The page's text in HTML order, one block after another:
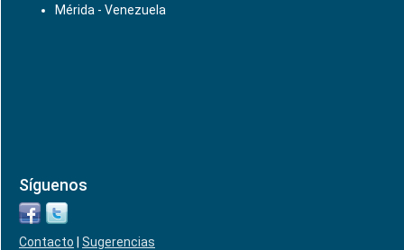
Mérida - Venezuela
Síguenos
Contacto
Sugerencias